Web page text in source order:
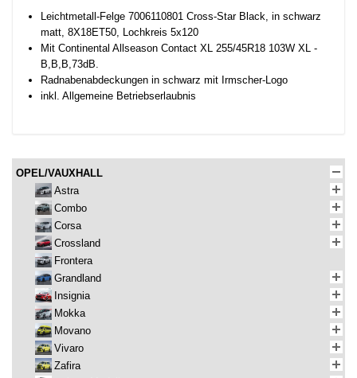
Leichtmetall-Felge 7006110801 Cross-Star Black, in schwarz
matt, 8X18ET50, Lochkreis 5x120
Mit Continental Allseason Contact XL 255/45R18 103W XL -
B,B,B,73dB.
Radnabenabdeckungen in schwarz mit Irmscher-Logo
inkl. Allgemeine Betriebserlaubnis
OPEL/VAUXHALL
Astra
Combo
Corsa
Crossland
Frontera
Grandland
Insignia
Mokka
Movano
Vivaro
Zafira